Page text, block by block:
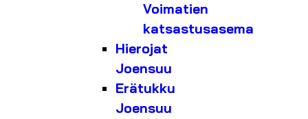
Voimatien
katsastusasema
Hierojat
Joensuu
Erätukku
Joensuu